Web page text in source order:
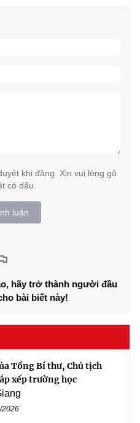
khi đăng. Xin vui lòng gõ
có dấu.
luận
hãy trở thành người đầu
bài biết này!
Tổng Bí thư, Chủ tịch
xếp trường học
2026